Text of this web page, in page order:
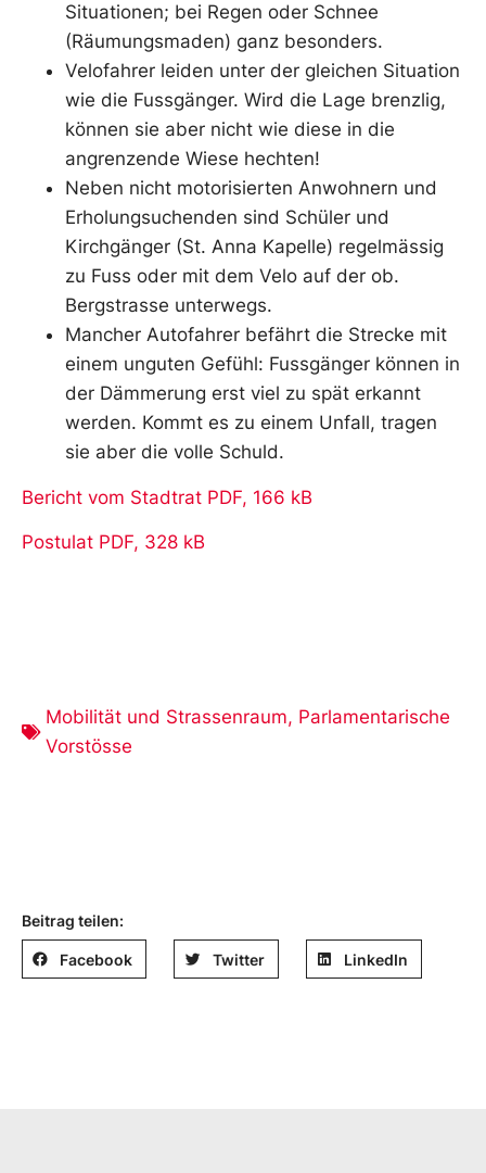
Situationen; bei Regen oder Schnee
(Räumungsmaden) ganz besonders.
Velofahrer leiden unter der gleichen Situation
wie die Fussgänger. Wird die Lage brenzlig,
können sie aber nicht wie diese in die
angrenzende Wiese hechten!
Neben nicht motorisierten Anwohnern und
Erholungsuchenden sind Schüler und
Kirchgänger (St. Anna Kapelle) regelmässig
zu Fuss oder mit dem Velo auf der ob.
Bergstrasse unterwegs.
Mancher Autofahrer befährt die Strecke mit
einem unguten Gefühl: Fussgänger können in
der Dämmerung erst viel zu spät erkannt
werden. Kommt es zu einem Unfall, tragen
sie aber die volle Schuld.
Bericht vom Stadtrat PDF, 166 kB
Postulat PDF, 328 kB
Mobilität und Strassenraum, Parlamentarische
Vorstösse
Beitrag teilen:
Facebook Twitter LinkedIn